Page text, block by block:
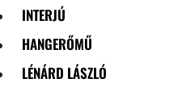
INTERJÚ
HANGERŐMŰ
LÉNÁRD LÁSZLÓ